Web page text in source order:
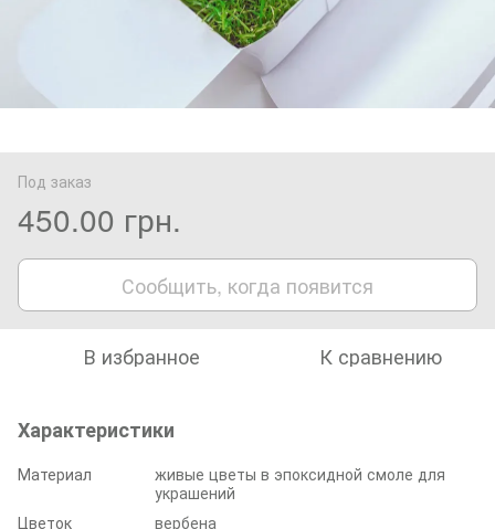
Под заказ
450.00 грн.
Сообщить, когда появится
В избранное К сравнению
Характеристики
Материал
живые цветы в эпоксидной смоле для
украшений
Цветок
вербена